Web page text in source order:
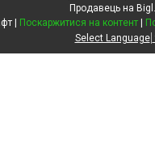
Продавець на
Еко-крафт | Поскаржитися на контент |
Select Language